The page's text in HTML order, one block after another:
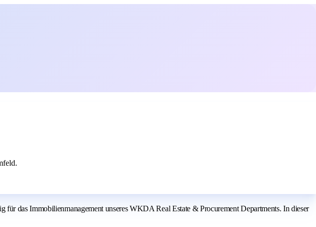
das Immobilienmanagement unseres WKDA Real Estate & Procurement Departments. In dieser